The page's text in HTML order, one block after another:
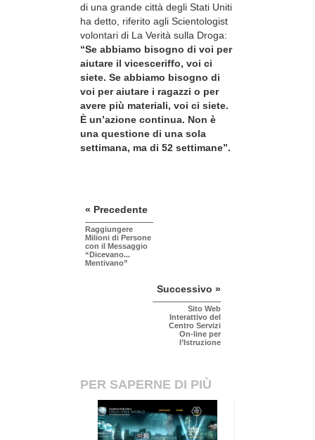
di una grande città degli Stati Uniti
ha detto, riferito agli Scientologist
volontari di La Verità sulla Droga:
“Se abbiamo bisogno di voi per
aiutare il vicesceriffo, voi ci
siete. Se abbiamo bisogno di
voi per aiutare i ragazzi o per
avere più materiali, voi ci siete.
È un’azione continua. Non è
una questione di una sola
settimana, ma di 52 settimane”.
« Precedente
Raggiungere
Milioni di Persone
con il Messaggio
“Dicevano...
Mentivano”
Successivo »
Sito Web
Interattivo del
Centro Servizi
On-line per
l’Istruzione
PER SAPERNE DI PIÙ